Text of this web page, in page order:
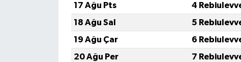
17 Ağu Pts
4
18 Ağu Sal
5
19 Ağu Çar
6
20 Ağu Per
7